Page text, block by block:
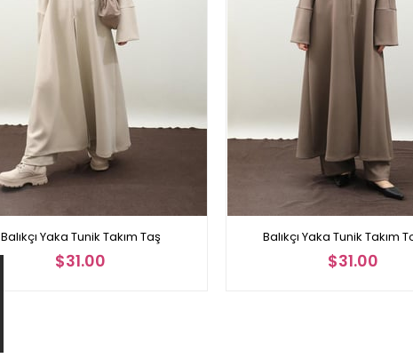
Balıkçı Yaka Tunik Takım Taş
$31.00
Balıkçı Yaka Tunik Takım
$31.00